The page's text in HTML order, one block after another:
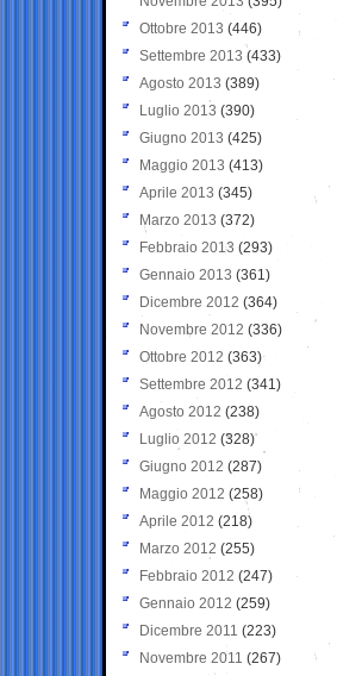
Ottobre 2013 (446)
Settembre 2013 (433)
Agosto 2013 (389)
Luglio 2013 (390)
Giugno 2013 (425)
Maggio 2013 (413)
Aprile 2013 (345)
Marzo 2013 (372)
Febbraio 2013 (293)
Gennaio 2013 (361)
Dicembre 2012 (364)
Novembre 2012 (336)
Ottobre 2012 (363)
Settembre 2012 (341)
Agosto 2012 (238)
Luglio 2012 (328)
Giugno 2012 (287)
Maggio 2012 (258)
Aprile 2012 (218)
Marzo 2012 (255)
Febbraio 2012 (247)
Gennaio 2012 (259)
Dicembre 2011 (223)
Novembre 2011 (267)